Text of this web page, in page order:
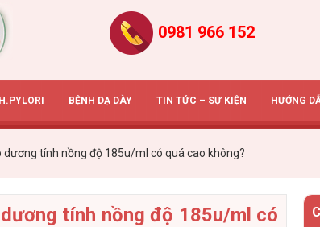
0981 966 152
BỆNH DẠ DÀY TIN TỨC – SỰ KIỆN HƯỚNG
dương tính nồng độ 185u/ml có quá cao không?
tính nồng độ 185u/ml có